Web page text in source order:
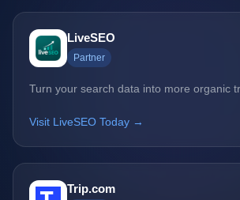
LiveSEO
Partner
Turn your search data into more organic
Visit LiveSEO Today →
Trip.com